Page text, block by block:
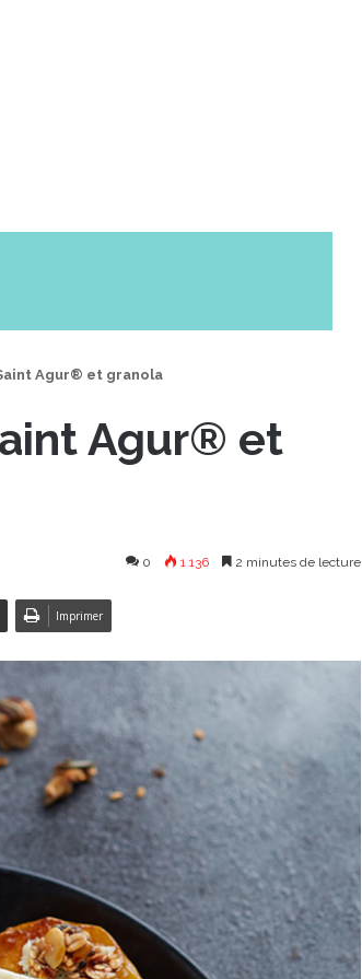
Agur® et granola
Agur® et
0 1 136 2 minutes de lecture
Imprimer